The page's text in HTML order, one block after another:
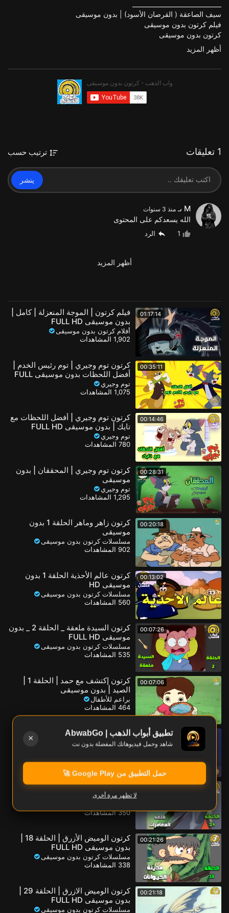
سيف الصاعقة ( القرصان الأسود) | بدون موسيقى
فيلم كرتون بدون موسيقى
كرتون بدون موسيقى
رسوم متحركة بدون موسيقى
كرتون أطفال بدون موسيقى
كرتون بدون موسيقى,
الافلام والرسوم المتحركة
أظهر المزيد
1 تعليقات ترتيب حسب
ينشر
M ىـ منذ 3 سنوات
الله يسعدكم على المحتوى
1 الرد
أظهر المزيد
01:17:14
فيلم كرتون | الموجة المنعزلة | كامل |
بدون موسيقى FULL HD
أفلام كرتون بدون موسيقى
1,902 المشاهدات
00:35:11
كرتون توم وجيري | توم رئيس الخدم |
أفضل اللحظات بدون موسيقى FULL
HD
توم وجيري
1,075 المشاهدات
00:14:46
كرتون توم وجيري | أفضل اللحظات مع
تايك | بدون موسيقى FULL HD
توم وجيري
780 المشاهدات
00:28:31
كرتون توم وجيري | المحققان | بدون
موسيقى
توم وجيري
1,295 المشاهدات
00:20:18
كرتون زاهر وماهر الحلقة 1 بدون
موسيقى
مسلسلات كرتون بدون موسيقى
902 المشاهدات
00:13:02
كرتون عالم الأحذية الحلقة 1 بدون
موسيقى HD
مسلسلات كرتون بدون موسيقى
560 المشاهدات
00:07:26
كرتون السيدة ملعقة _ الحلقة 2 _ بدون
موسيقى FULL HD
مسلسلات كرتون بدون موسيقى
535 المشاهدات
00:07:06
الصيد | بدون موسيقى
براعم للأطفال
464 المشاهدات
00:18:43
كرتون زاهر وماهر بدون موسيقى
الحلقة 18
00:20:57
كرتون الوميض الأزرق | الحلقة 24 |
بدون موسيقى FULL HD
350 المشاهدات
00:21:26
بدون موسيقى FULL HD
مسلسلات كرتون بدون موسيقى
338 المشاهدات
00:21:18
بدون موسيقى FULL HD
مسلسلات كرتون بدون موسيقى
تطبيق أبواب الذهب | AbwabGo
شاهد وحمل فيديوهاتك المفضلة بدون نت
×
حمل التطبيق من Google Play 🚀
لا تظهر مرة أخرى